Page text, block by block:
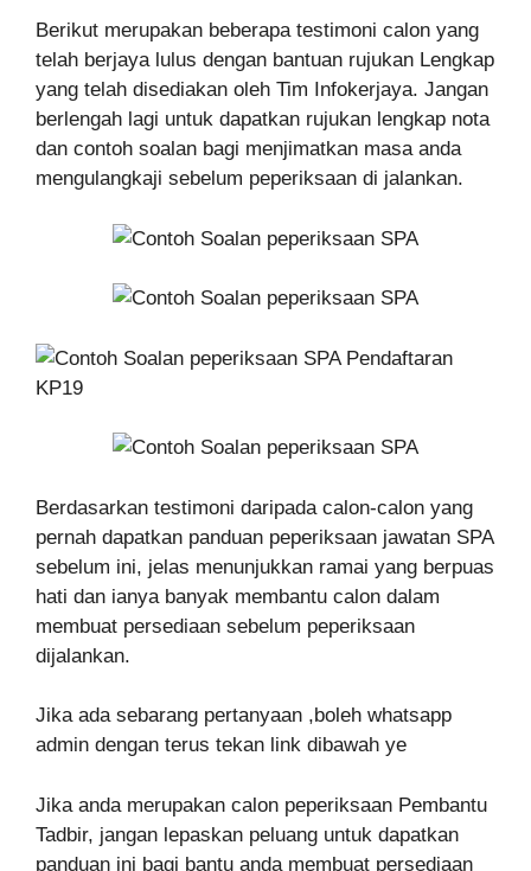
Berikut merupakan beberapa testimoni calon yang
telah berjaya lulus dengan bantuan rujukan Lengkap
yang telah disediakan oleh Tim Infokerjaya. Jangan
berlengah lagi untuk dapatkan rujukan lengkap nota
dan contoh soalan bagi menjimatkan masa anda
mengulangkaji sebelum peperiksaan di jalankan.
Berdasarkan testimoni daripada calon-calon yang
pernah dapatkan panduan peperiksaan jawatan SPA
sebelum ini, jelas menunjukkan ramai yang berpuas
hati dan ianya banyak membantu calon dalam
membuat persediaan sebelum peperiksaan
dijalankan.
Jika ada sebarang pertanyaan ,boleh whatsapp
admin dengan terus tekan link dibawah ye
Jika anda merupakan calon peperiksaan Pembantu
Tadbir, jangan lepaskan peluang untuk dapatkan
panduan ini bagi bantu anda membuat persediaan